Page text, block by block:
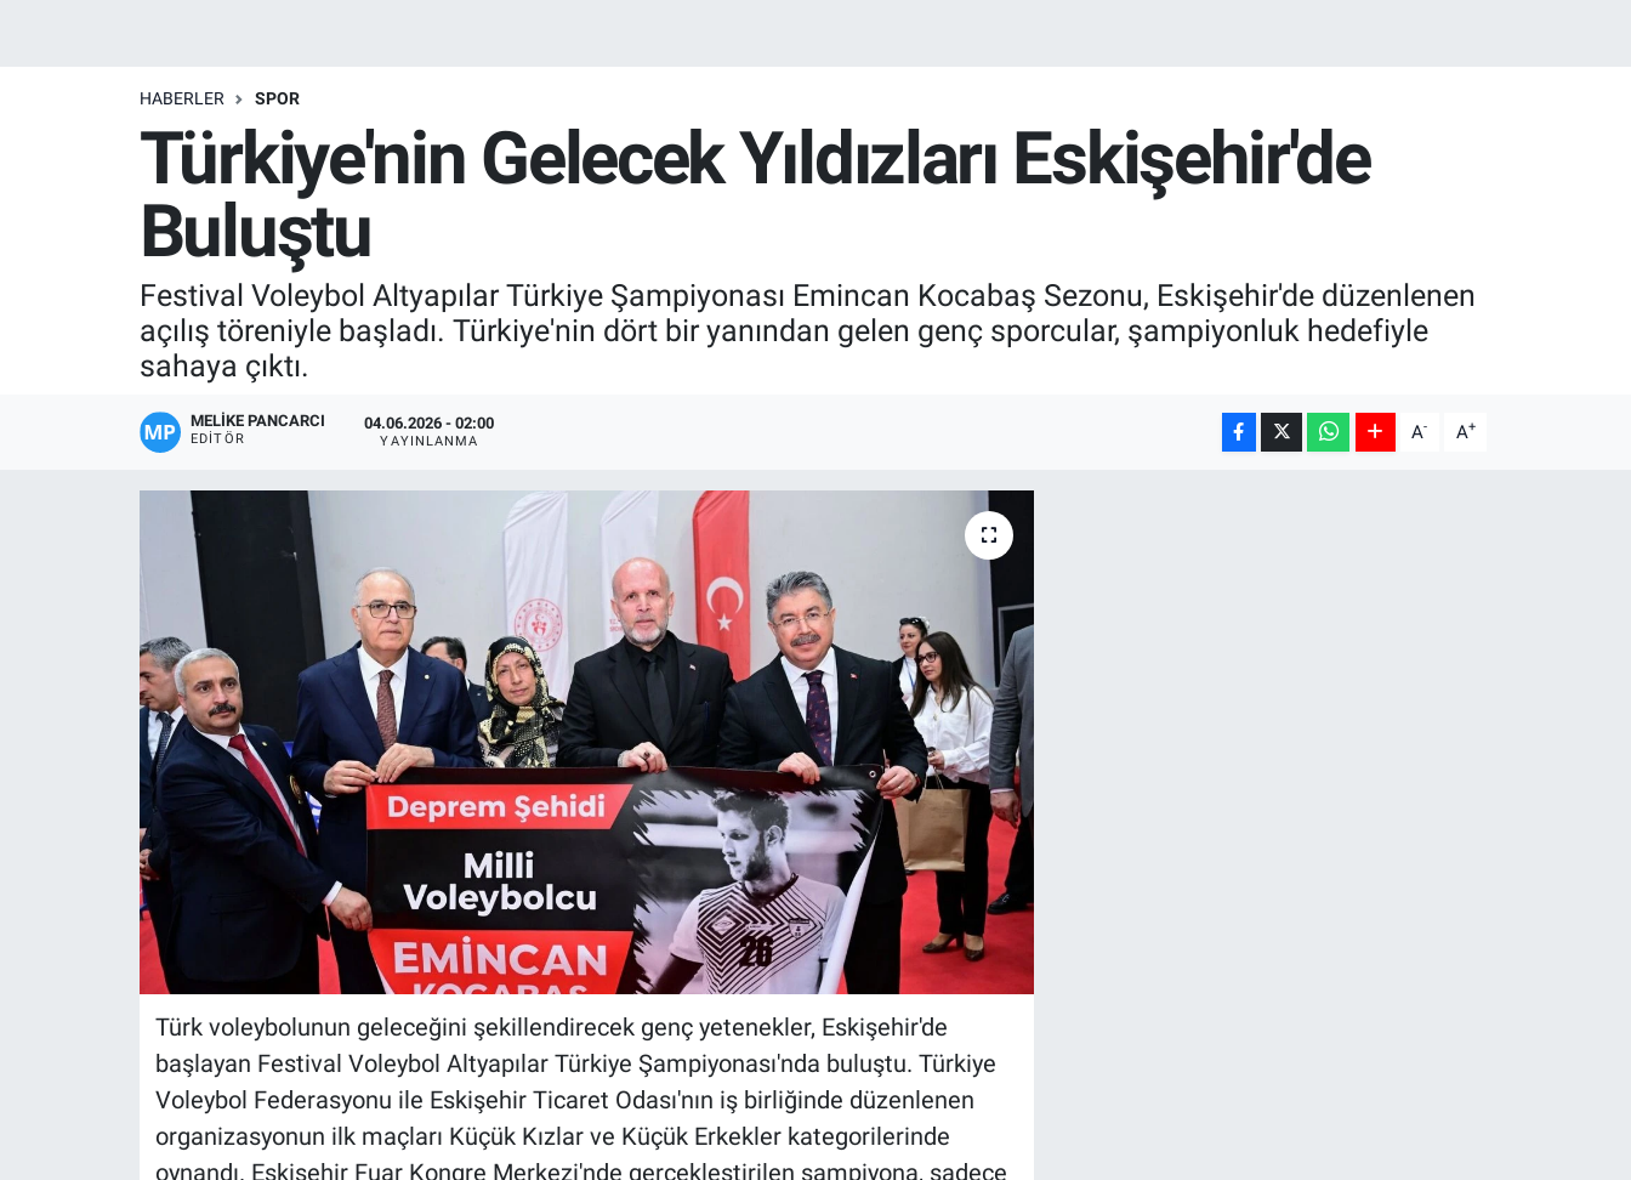
HABERLER SPOR
Türkiye'nin Gelecek Yıldızları Eskişehir'de
Buluştu
Festival Voleybol Altyapılar Türkiye Şampiyonası Emincan Kocabaş Sezonu, Eskişehir'de düzenlenen
açılış töreniyle başladı. Türkiye'nin dört bir yanından gelen genç sporcular, şampiyonluk hedefiyle
sahaya çıktı.
MELIKE PANCARCI
EDITÖR
04.06.2026 - 02:00
YAYINLANMA A- A+
Türk voleybolunun geleceğini şekillendirecek genç yetenekler, Eskişehir'de
başlayan Festival Voleybol Altyapılar Türkiye Şampiyonası'nda buluştu. Türkiye
Voleybol Federasyonu ile Eskişehir Ticaret Odası'nın iş birliğinde düzenlenen
organizasyonun ilk maçları Küçük Kızlar ve Küçük Erkekler kategorilerinde
oynandı. Eskişehir Fuar Kongre Merkezi'nde gerçekleştirilen şampiyona, sadece
Resmi İlanlar
Son Dakika
Uşak Haberleri